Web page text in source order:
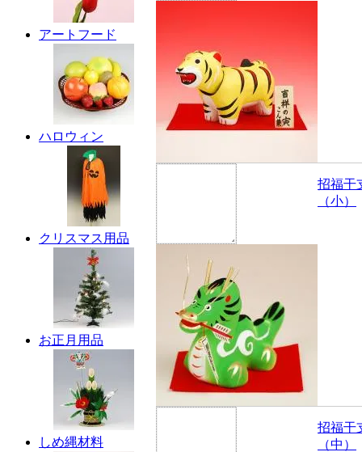
アートフード
ハロウィン
クリスマス用品
お正月用品
しめ縄材料
招福干
（小）
招福干
（中）